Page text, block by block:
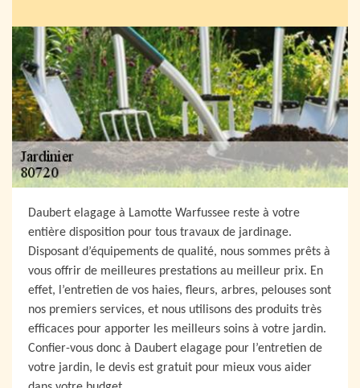
Daubert elagage à Lamotte Warfussee reste à votre
entière disposition pour tous travaux de jardinage.
Disposant d’équipements de qualité, nous sommes prêts à
vous offrir de meilleures prestations au meilleur prix. En
effet, l’entretien de vos haies, fleurs, arbres, pelouses sont
nos premiers services, et nous utilisons des produits très
efficaces pour apporter les meilleurs soins à votre jardin.
Confier-vous donc à Daubert elagage pour l’entretien de
votre jardin, le devis est gratuit pour mieux vous aider